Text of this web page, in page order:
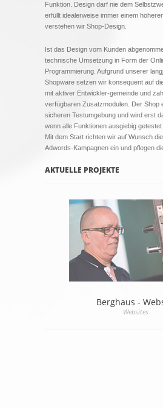
Funktion. Design darf nie dem
erfüllt idealerweise immer einem
verstehen wir Shop-Design.
Ist das Design vom Kunden
technische Umsetzung in Form der
Programmierung. Aufgrund unserer
Shopware setzen wir konsequent auf
mit aktiver Entwickler-gemeinde und
verfügbaren Zusatzmodulen. Der Shop
sicheren Testumgebung und wird erst
wenn alle Funktionen ausgiebig getestet
Mit dem Start richten wir auf Wunsch
Adwords-Kampagnen ein und pflegen
AKTUELLE PROJEKTE
Berghaus -
Websites